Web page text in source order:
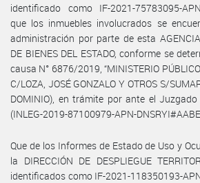
identificado como IF-2021-75783095-
que los inmuebles involucrados se
administración por parte de esta AGENCIA
DE BIENES DEL ESTADO, conforme se
causa N° 6876/2019, “MINISTERIO
C/LOZA, JOSÉ GONZALO Y OTROS S/
DOMINIO), en trámite por ante el
(INLEG-2019-87100979-APN-
Que de los Informes de Estado de Uso y
la DIRECCIÓN DE DESPLIEGUE
identificados como IF-2021-118350193-